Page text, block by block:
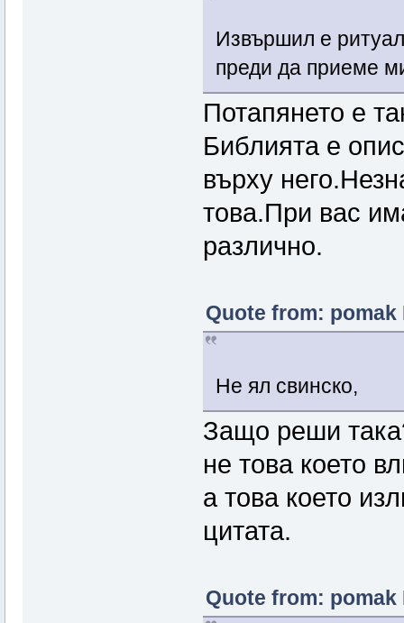
Извършил е
преди да приеме
Потапянето е
Библията е
върху
това.При вас
различно.
Quote from: pomak
Не ял свинско,
Защо реши
не това което
а това което
цитата.
Quote from: pomak